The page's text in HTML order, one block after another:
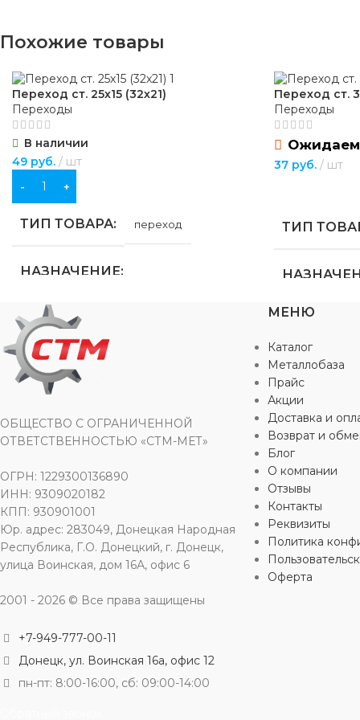
Похожие товары
Переход ст. 25х15 (32х21)
Переходы
В наличии
49 руб. шт
В КОРЗИНУ
ТИП ТОВАРА переход
НАЗНАЧЕНИЕ
для водоснабжения
газоснабжения
МАТЕРИАЛ
ДИАМЕТР 15 мм, 25 мм
сварное
Переход ст.
Переходы
Ожидаем
37руб. шт
ТИП
для
ДИАМЕТР
ТИП
сварное
ОБЩЕСТВО С ОГРАНИЧЕННОЙ
ОТВЕТСТВЕННОСТЬЮ «СТМ-МЕТ»
ОГРН: 1229300136890
ИНН: 9309020182
КПП: 930901001
Юр. адрес: 283049, Донецкая Народная
Республика, Г.О. Донецкий, г. Донецк,
улица Воинская, дом 16А, офис 6
2001 - 2026 © Все права защищены
+7-949-777-00-11
Донецк, ул. Воинская 16а, офис 12
пн-пт: 8:00-16:00, сб: 09:00-14:00
МЕНЮ
Каталог
Металлобаза
Прайс
Акции
Доставка и
Возврат и
Блог
О компании
Отзывы
Контакты
Реквизиты
Политика
Оферта